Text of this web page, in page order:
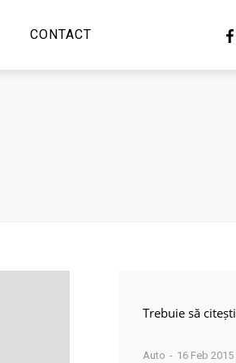
CONTACT
Trebuie să citești
Auto 16 Feb 2015